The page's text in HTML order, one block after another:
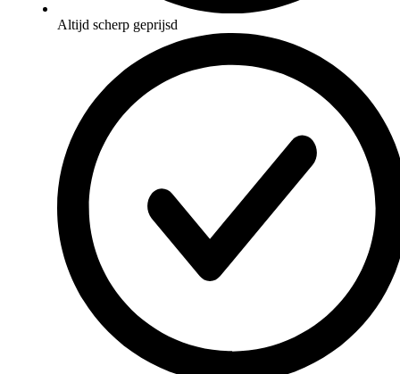
Altijd scherp geprijsd